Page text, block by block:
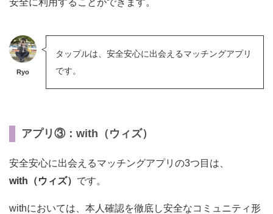
Ryo
タップルは、安全安心に出会えるマッチングアプリ
です。
アプリ③：with（ウィズ）
安全安心に出会えるマッチングアプリの3つ目は、
with（ウィズ） です。
withにおいては、本人確認を徹底し安全なコミュニティ形